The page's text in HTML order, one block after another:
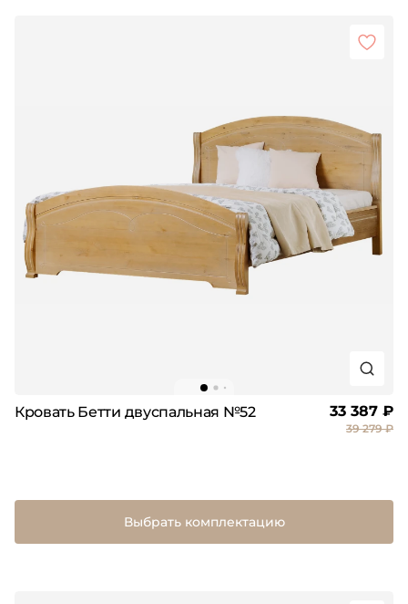
Кровать Бетти двуспальная №52 33 387 ₽
39 279 ₽
Выбрать комплектацию